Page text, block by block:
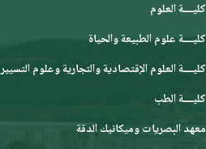
كليــــة العلوم
كليــــة علوم الطبيعة والحياة
كليــــة العلوم الإقتصادية والتجارية وعلوم التسيير
كليــــة الطب
معهد البصريات وميكانيك الدقة